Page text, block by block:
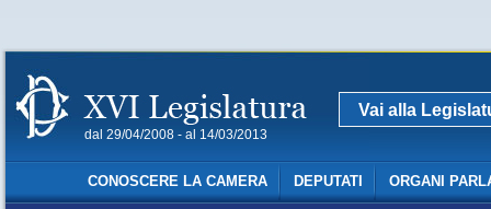
dal 29/04/2008 - al 14/03/2013
Vai alla
CONOSCERE LA CAMERA DEPUTATI ORGANI